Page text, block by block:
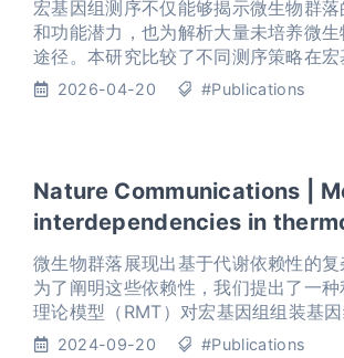
宏基因组测序不仅能够揭示微生物群
和功能潜力，也为解析大量未培养微
途径。本研究比较了不同测序策略在宏
分箱中的表现，重点评估读长对结果的
基因组方面具有明显优势，可使中等质
表基因组
2026-04-20 #Publications
Nature Communications |
interdependencies in
communities are revealed
occurrence and
networks
微生物群落展现出基于代谢依赖性的复
为了阐明这些依赖性，我们提出了一
理论模型（RMT）对宏基因组组装基因
构建共生和代谢互补网络的工作流程。
2024-09-20 #Publications